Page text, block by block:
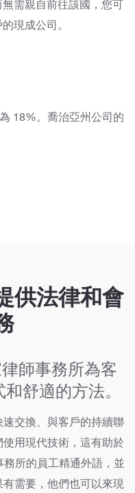
無需親自前往該國，您可
現成公司。
18%。喬治亞州公司的
供法律和會
師事務所為客
舒適的方法。
交換、與客戶的持續聯
用現代技術，這有助於
務所的員工精通外語，並
需要，他們也可以來現